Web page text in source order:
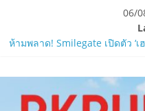
content
06/
ห้ามพลาด! Smilegate เปิดตัว ‘เ
พร้อมอาวุธเคียวและศึกกิลด์-PvP
Smilegate ฉลองครบรอบ 1 ปี